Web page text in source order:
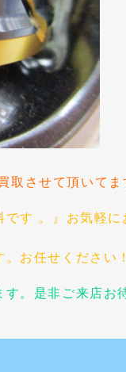
取させて頂いてま
です 。』お気軽に
お任せください
。是非ご来店お